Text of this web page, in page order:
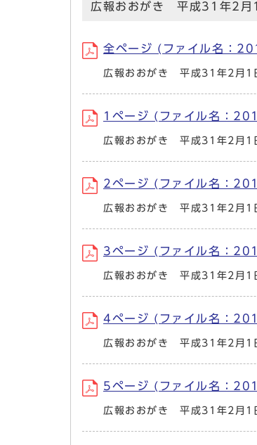
広報おおがき 平成31年2月
全ページ (ファイル名：
広報おおがき 平成31年2月1
1ページ (ファイル名：
広報おおがき 平成31年2月1
2ページ (ファイル名：
広報おおがき 平成31年2月1
3ページ (ファイル名：
広報おおがき 平成31年2月1
4ページ (ファイル名：
広報おおがき 平成31年2月1
5ページ (ファイル名：
広報おおがき 平成31年2月1